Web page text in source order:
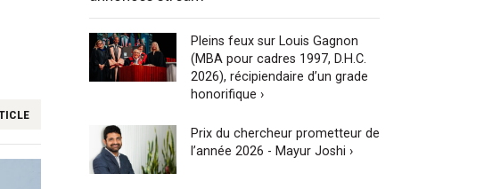
Pleins feux sur Louis Gagnon
(MBA pour cadres 1997, D.H.C.
2026), récipiendaire d’un grade
honorifique ›
Prix du chercheur prometteur de
l’année 2026 - Mayur Joshi ›